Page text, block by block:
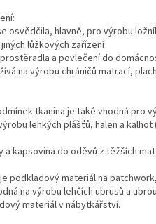
osvědčila, hlavně, pro výrobu
lůžkových zařízení
a povlečení do
na výrobu chráničů matrací,
tkanina je také vhodná pro
lehkých plášťů, halen a
a kapsovina do oděvů z těžších
podkladový materiál na
na výrobu lehčích ubrusů a
materiál v nábytkářství.